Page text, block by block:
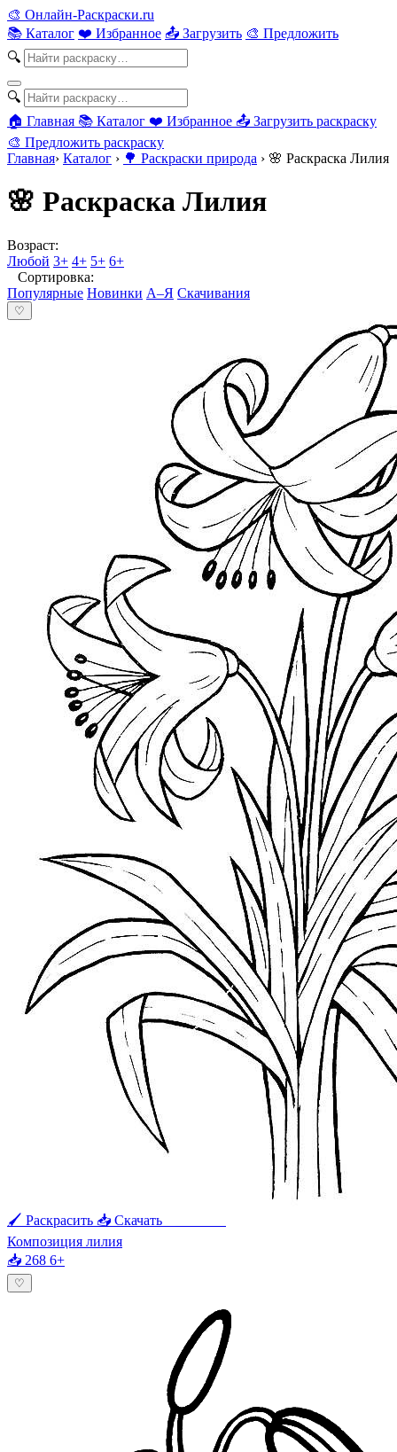
🎨 Онлайн-Раскраски.ru
📚 Каталог ❤️ Избранное 📤 Загрузить 🎨 Предложить
🔍
🔍
🏠 Главная 📚 Каталог ❤️ Избранное 📤 Загрузить раскраску
🎨 Предложить раскраску
Главная› Каталог › 🌳 Раскраски природа › 🌸 Раскраска Лилия
🌸 Раскраска Лилия
Возраст:
Любой 3+ 4+ 5+ 6+
Сортировка:
Популярные Новинки А–Я Скачивания
♡
🖌 Раскрасить 📥 Скачать
Композиция лилия
📥 268 6+
♡